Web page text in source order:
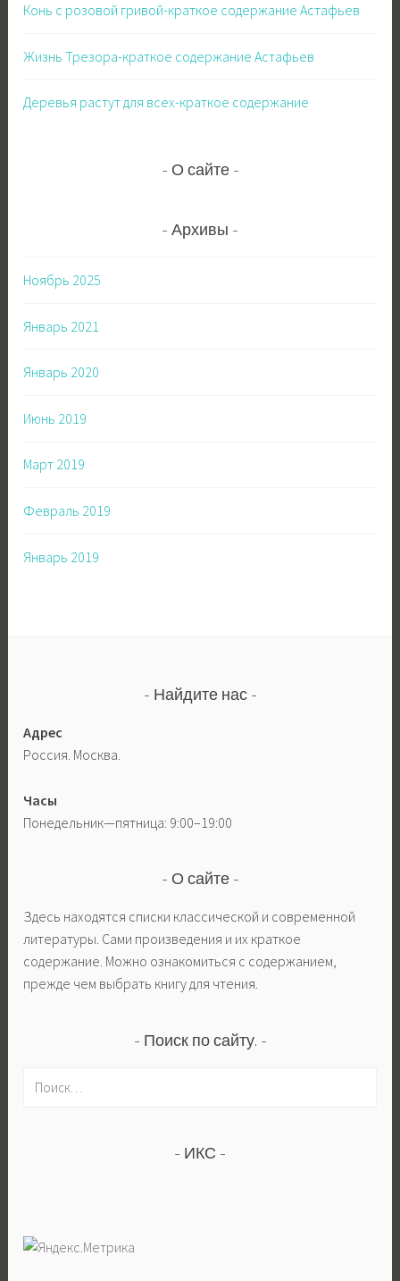
Конь с розовой гривой-краткое содержание Астафьев
Жизнь Трезора-краткое содержание Астафьев
Деревья растут для всех-краткое содержание
О сайте
Архивы
Ноябрь 2025
Январь 2021
Январь 2020
Июнь 2019
Март 2019
Февраль 2019
Январь 2019
Найдите нас
Адрес
Россия. Москва.
Часы
Понедельник—пятница: 9:00–19:00
О сайте
Здесь находятся списки классической и современной
литературы. Сами произведения и их краткое
содержание. Можно ознакомиться с содержанием,
прежде чем выбрать книгу для чтения.
Поиск по сайту.
ИКС